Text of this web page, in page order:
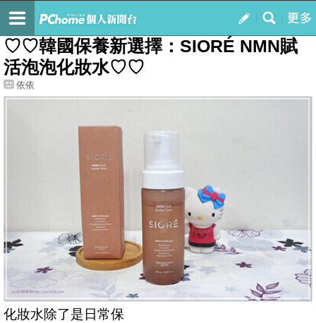
我的
最新文章
♡♡韓國保養新選擇：SIORÉ NMN賦
活泡泡化妝水♡♡
依依
化妝水除了是日常保